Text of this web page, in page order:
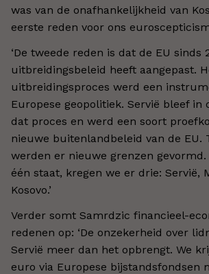
was van de onafhankelijkheid van
eerste reden voor ons
‘De tweede reden is dat de EU sinds
uitbreidingsbeleid heeft aangepast.
uitbreidingsproces werd een
Europese geopolitiek. Servië bleef in
dat proces en werd een soort
nieuwe buitenlandbeleid van de EU.
werden er nieuwe grenzen
één staat, kregen we er drie: Servië,
Kosovo.’
Verder somt Samrdzic financieel-
redenen op: ‘De onzekerheid over
Servië meer dan het opbrengt. We
euro via Europese bijstandsfondsen